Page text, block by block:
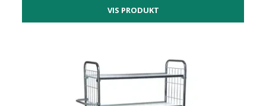
VIS PRODUKT